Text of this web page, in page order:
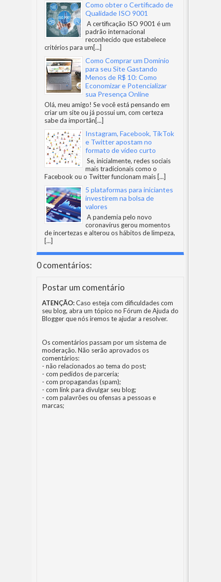
Como obter o Certificado de
Qualidade ISO 9001
A certificação ISO 9001 é um
padrão internacional
reconhecido que estabelece
critérios para um[...]
Como Comprar um Domínio
para seu Site Gastando
Menos de R$ 10: Como
Economizar e Potencializar
sua Presença Online
Olá, meu amigo! Se você está pensando em
criar um site ou já possui um, com certeza
sabe da importân[...]
Instagram, Facebook, TikTok
e Twitter apostam no
formato de vídeo curto
Se, inicialmente, redes sociais
mais tradicionais como o
Facebook ou o Twitter funcionam mais [...]
5 plataformas para iniciantes
investirem na bolsa de
valores
A pandemia pelo novo
coronavírus gerou momentos
de incertezas e alterou os hábitos de limpeza,
[...]
0 comentários:
Postar um comentário
ATENÇÃO:Caso esteja com dificuldades com
seu blog, abra um tópico no Fórum de Ajuda do
Bloggerque nós iremos te ajudar a resolver.
Os comentários passam por um sistema de
moderação. Não serão aprovados os
comentários:
- não relacionados ao tema do post;
- com pedidos de parceria;
- com propagandas (spam);
- com link para divulgar seu blog;
- com palavrões ou ofensas a pessoas e
marcas;